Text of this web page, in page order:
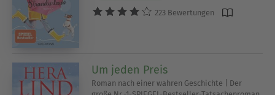
223 Bewertungen
Um jeden Preis
Roman nach einer wahren Geschichte | Der